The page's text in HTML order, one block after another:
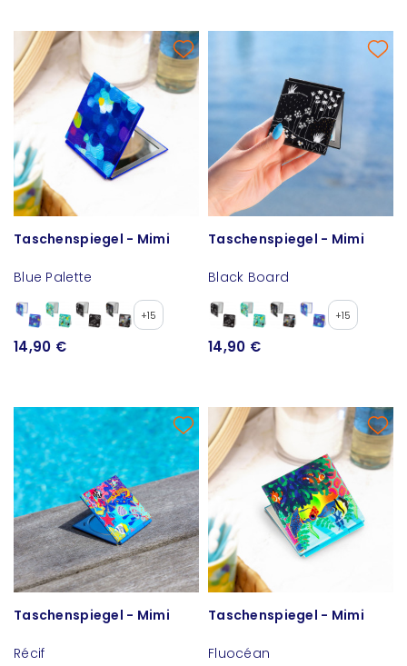
Taschenspiegel - Mimi
Blue Palette
+15
14,90 €
Taschenspiegel - Mimi
Black Board
+15
14,90 €
Taschenspiegel - Mimi
Récif
Taschenspiegel - Mimi
Fluocéan